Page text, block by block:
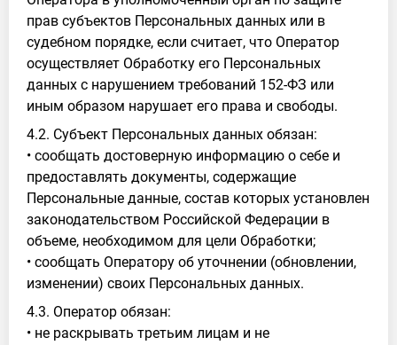
прав субъектов Персональных данных или в
судебном порядке, если считает, что Оператор
осуществляет Обработку его Персональных
данных с нарушением требований 152-ФЗ или
иным образом нарушает его права и свободы.
4.2. Субъект Персональных данных обязан:
• сообщать достоверную информацию о себе и
предоставлять документы, содержащие
Персональные данные, состав которых установлен
законодательством Российской Федерации в
объеме, необходимом для цели Обработки;
• сообщать Оператору об уточнении (обновлении,
изменении) своих Персональных данных.
4.3. Оператор обязан:
• не раскрывать третьим лицам и не